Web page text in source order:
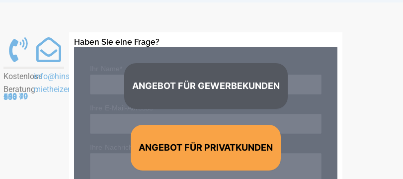
Kostenlose
Beratung:
+49 40 538 79 800
info@hinsch-
mietheizer.de
Haben Sie eine Frage?
ANGEBOT FÜR GEWERBEKUNDEN
ANGEBOT FÜR PRIVATKUNDEN
Ihre E-Mail-Adresse*